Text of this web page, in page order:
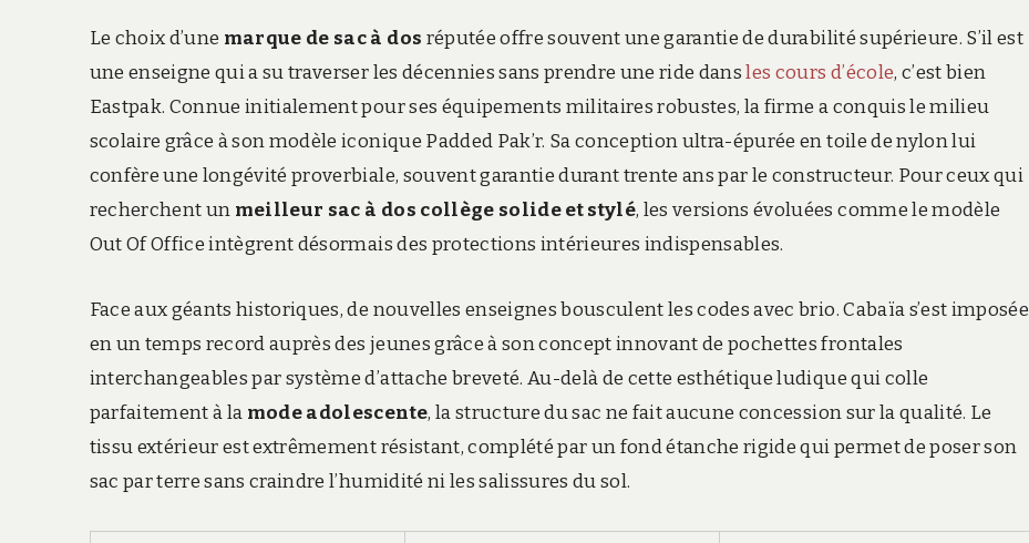
Le choix d’une marque de sac à dos réputée offre souvent une garantie de durabilité supérieure. S’il est
une enseigne qui a su traverser les décennies sans prendre une ride dansles cours d’école, c’est bien
Eastpak. Connue initialement pour ses équipements militaires robustes, la firme a conquis le milieu
scolaire grâce à son modèle iconique Padded Pak’r. Sa conception ultra-épurée en toile de nylon lui
confère une longévité proverbiale, souvent garantie durant trente ans par le constructeur. Pour ceux qui
recherchent un meilleur sac à dos collège solide et stylé, les versions évoluées comme le modèle
Out Of Office intègrent désormais des protections intérieures indispensables.
Face aux géants historiques, de nouvelles enseignes bousculent les codes avec brio. Cabaïa s’est imposée
en un temps record auprès des jeunes grâce à son concept innovant de pochettes frontales
interchangeables par système d’attache breveté. Au-delà de cette esthétique ludique qui colle
parfaitement à la mode adolescente, la structure du sac ne fait aucune concession sur la qualité. Le
tissu extérieur est extrêmement résistant, complété par un fond étanche rigide qui permet de poser son
sac par terre sans craindre l’humidité ni les salissures du sol.